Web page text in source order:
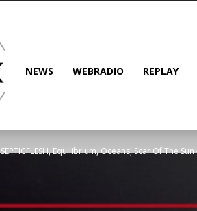
NEWS WEBRADIO REPLAY
SEPTICFLESH, Equilibrium, Oceans, Scar Of The